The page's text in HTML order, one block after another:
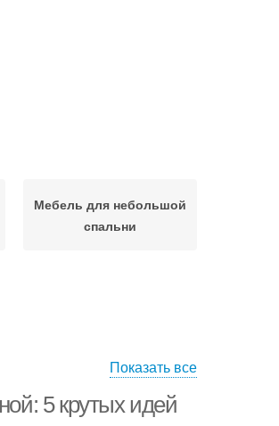
Мебель для небольшой
спальни
Показать все
5 крутых идей